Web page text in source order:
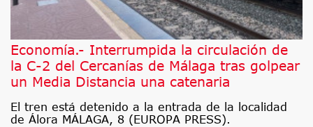
Economía.- Interrumpida la circulación de
la C-2 del Cercanías de Málaga tras golpear
un Media Distancia una catenaria
El tren está detenido a la entrada de la localidad
de Álora MÁLAGA, 8 (EUROPA PRESS).